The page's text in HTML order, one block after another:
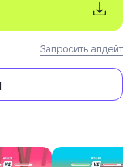
Запросить апдейт